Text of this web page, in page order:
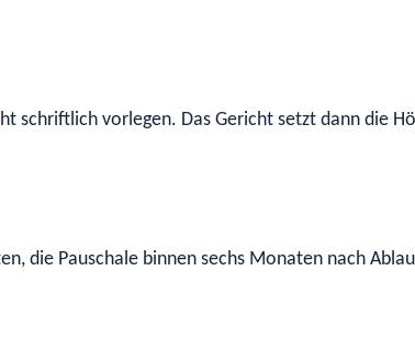
schriftlich vorlegen. Das Gericht setzt dann die
die Pauschale binnen sechs Monaten nach